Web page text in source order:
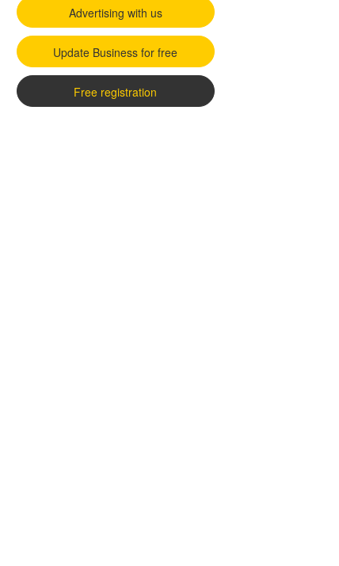
Advertising with us
Update Business for free
Free registration